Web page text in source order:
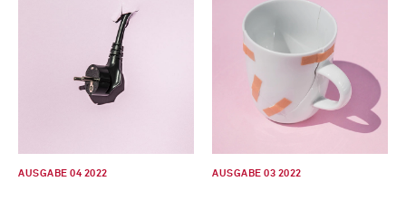
AUSGABE 04 2022 AUSGABE 03 2022